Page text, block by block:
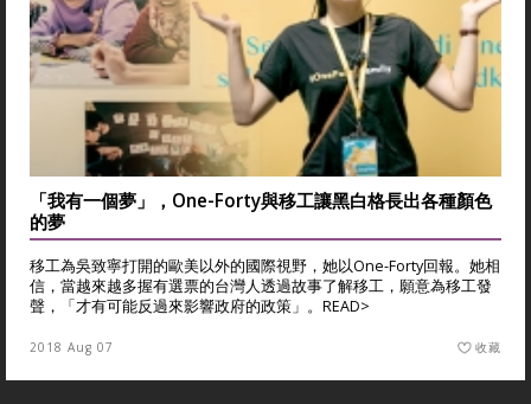
「我有一個夢」，One-Forty與移工讓黑白格長出各種顏色
的夢
移工為吳致寧打開的歐美以外的國際視野，她以One-Forty回報。她相
信，當越來越多握有選票的台灣人透過故事了解移工，願意為移工發
聲，「才有可能反過來影響政府的政策」。 READ>
2018 Aug 07 收藏